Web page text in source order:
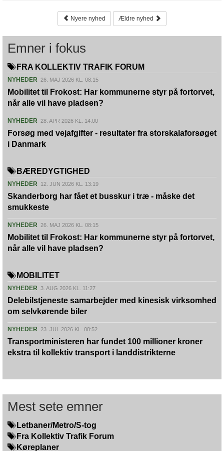
Nyere nyhed Ældre nyhed
Emner i fokus
FRA KOLLEKTIV TRAFIK FORUM
NYHEDER 26. MAJ 2026 KL. 08:15
Mobilitet til Frokost: Har kommunerne styr på fortorvet,
når alle vil have pladsen?
NYHEDER 28. APR 2026 KL. 14:00
Forsøg med vejafgifter - resultater fra storskalaforsøget
i Danmark
BÆREDYGTIGHED
NYHEDER 12. JUN 2026 KL. 13:19
Skanderborg har fået et busskur i træ - måske det
smukkeste
NYHEDER 26. MAJ 2026 KL. 08:15
Mobilitet til Frokost: Har kommunerne styr på fortorvet,
når alle vil have pladsen?
MOBILITET
NYHEDER 3. AUG 2026 KL. 11:27
Delebilstjeneste samarbejder med kinesisk virksomhed
om selvkørende biler
NYHEDER 23. JUL 2026 KL. 08:52
Transportministeren har fundet 100 millioner kroner
ekstra til kollektiv transport i landdistrikterne
Mest sete emner
Letbaner/Metro/S-tog
Fra Kollektiv Trafik Forum
Køreplaner